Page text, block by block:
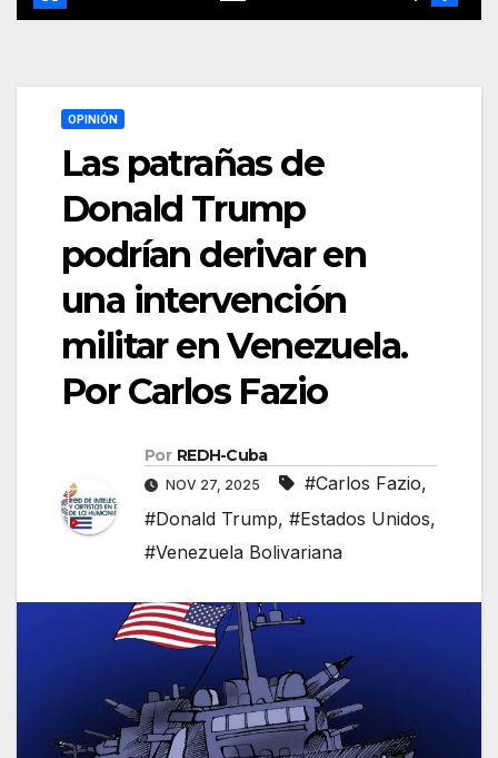
OPINIÓN
Las patrañas de
Donald Trump
podrían derivar en
una intervención
militar en Venezuela.
Por Carlos Fazio
Por REDH-Cuba
NOV 27, 2025 #Carlos Fazio,
#Donald Trump, #Estados Unidos,
#Venezuela Bolivariana